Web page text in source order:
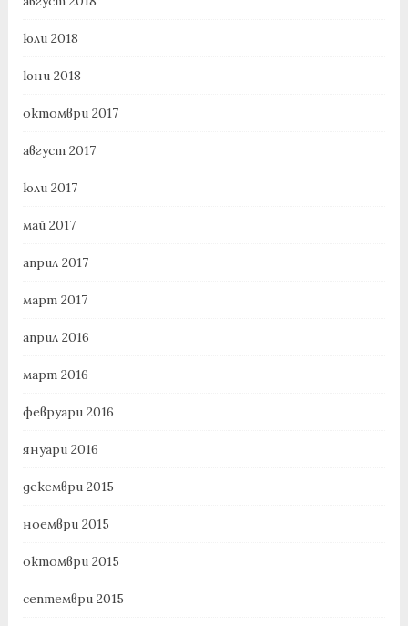
юли 2018
юни 2018
октомври 2017
август 2017
юли 2017
май 2017
април 2017
март 2017
април 2016
март 2016
февруари 2016
януари 2016
декември 2015
ноември 2015
октомври 2015
септември 2015